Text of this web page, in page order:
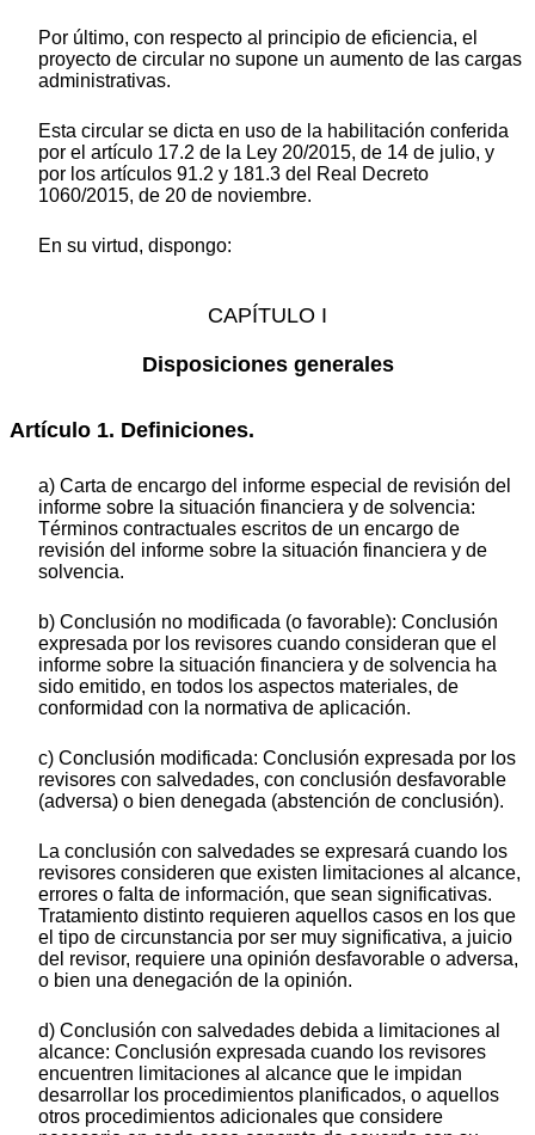
Por último, con respecto al principio de eficiencia, el
proyecto de circular no supone un aumento de las cargas
administrativas.
Esta circular se dicta en uso de la habilitación conferida
por el artículo 17.2 de la Ley 20/2015, de 14 de julio, y
por los artículos 91.2 y 181.3 del Real Decreto
1060/2015, de 20 de noviembre.
En su virtud, dispongo:
CAPÍTULO I
Disposiciones generales
Artículo 1. Definiciones.
a) Carta de encargo del informe especial de revisión del
informe sobre la situación financiera y de solvencia:
Términos contractuales escritos de un encargo de
revisión del informe sobre la situación financiera y de
solvencia.
b) Conclusión no modificada (o favorable): Conclusión
expresada por los revisores cuando consideran que el
informe sobre la situación financiera y de solvencia ha
sido emitido, en todos los aspectos materiales, de
conformidad con la normativa de aplicación.
c) Conclusión modificada: Conclusión expresada por los
revisores con salvedades, con conclusión desfavorable
(adversa) o bien denegada (abstención de conclusión).
La conclusión con salvedades se expresará cuando los
revisores consideren que existen limitaciones al alcance,
errores o falta de información, que sean significativas.
Tratamiento distinto requieren aquellos casos en los que
el tipo de circunstancia por ser muy significativa, a juicio
del revisor, requiere una opinión desfavorable o adversa,
o bien una denegación de la opinión.
d) Conclusión con salvedades debida a limitaciones al
alcance: Conclusión expresada cuando los revisores
encuentren limitaciones al alcance que le impidan
desarrollar los procedimientos planificados, o aquellos
otros procedimientos adicionales que considere